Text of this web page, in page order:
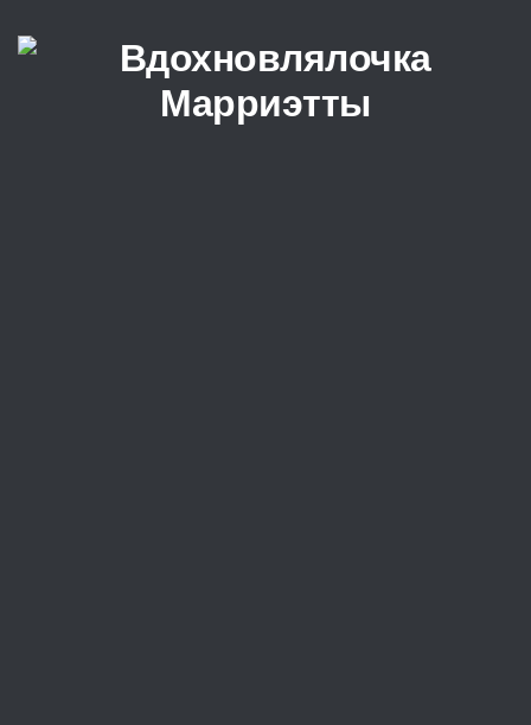
Перейти к содержимому